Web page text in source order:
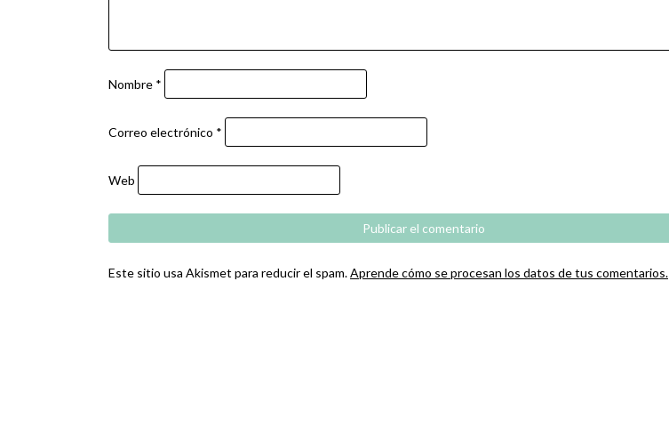
Nombre *
Correo electrónico *
Web
Este sitio usa Akismet para reducir el spam.Aprende cómo se procesan los datos de tus comentarios.